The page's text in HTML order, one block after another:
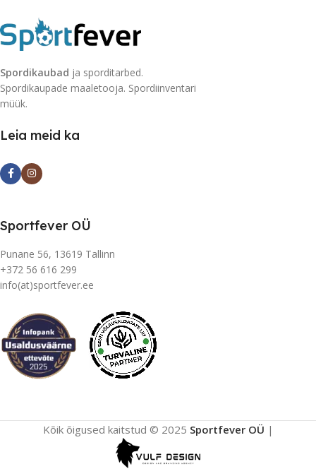
Spordikaubad ja sporditarbed.
Spordikaupade maaletooja. Spordiinventari
müük.
Leia meid ka
Sportfever OÜ
Punane 56, 13619 Tallinn
+372 56 616 299
info(at)sportfever.ee
Kõik õigused kaitstud © 2025 Sportfever OÜ |